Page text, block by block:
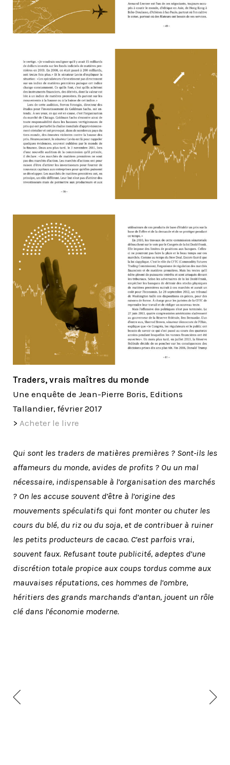
Traders, vrais maîtres du monde
Une enquête de Jean-Pierre Boris, Editions
Tallandier, février 2017
> Acheter le livre
Qui sont les traders de matières premières ? Sont-ils les
affameurs du monde, avides de profits ? Ou un mal
nécessaire, indispensable à l’organisation des marchés
? On les accuse souvent d’être à l’origine des
mouvements spéculatifs qui font monter ou chuter les
cours du blé, du riz ou du soja, et de contribuer à ruiner
les petits producteurs de cacao. C’est parfois vrai,
souvent faux. Refusant toute publicité, adeptes d’une
discrétion totale propice aux coups tordus comme aux
mauvaises réputations, ces hommes de l’ombre,
héritiers des grands marchands d’antan, jouent un rôle
clé dans l’économie moderne.